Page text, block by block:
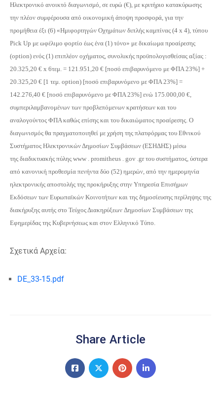
Ηλεκτρονικό ανοικτό διαγωνισμό, σε ευρώ (€), με κριτήριο κατακύρωσης
την πλέον συμφέρουσα από οικονομική άποψη προσφορά, για την
προμήθεια έξι (6) «Ημιφορτηγών Οχημάτων διπλής καμπίνας (4 x 4), τύπου
Pick Up με ωφέλιμο φορτίο έως ένα (1) τόνο» με δικαίωμα προαίρεσης
(option) ενός (1) επιπλέον οχήματος, συνολικής προϋπολογισθείσας αξίας :
20.325,20 € x 6τεμ. = 121.951,20 € [ποσό επιβαρυνόμενο με ΦΠΑ 23%] +
20.325,20 € [1 τεμ. οption) [ποσό επιβαρυνόμενο με ΦΠΑ 23%] =
142.276,40 € [ποσό επιβαρυνόμενο με ΦΠΑ 23%] ενώ 175.000,00 €,
συμπεριλαμβανομένων των προβλεπόμενων κρατήσεων και του
αναλογούντος ΦΠΑ καθώς επίσης και του δικαιώματος προαίρεσης. Ο
διαγωνισμός θα πραγματοποιηθεί με χρήση της πλατφόρμας του Εθνικού
Συστήματος Ηλεκτρονικών Δημοσίων Συμβάσεων (ΕΣΗΔΗΣ) μέσω
της διαδικτυακής πύλης www . promitheus . gov .gr του συστήματος, ύστερα
από κανονική προθεσμία πενήντα δύο (52) ημερών, από την ημερομηνία
ηλεκτρονικής αποστολής της προκήρυξης στην Υπηρεσία Επισήμων
Εκδόσεων των Ευρωπαϊκών Κοινοτήτων και της δημοσίευσης περίληψης της
διακήρυξης αυτής στο Τεύχος Διακηρύξεων Δημοσίων Συμβάσεων της
Εφημερίδας της Κυβερνήσεως και στον Ελληνικό Τύπο.
Σχετικά Αρχεία:
DE_33-15.pdf
Share Article